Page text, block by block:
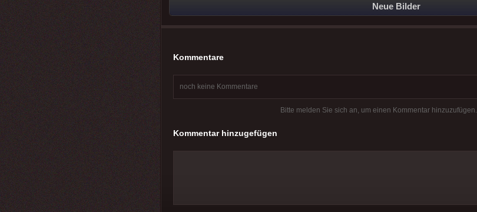
Neue Bilder
Kommentare
noch keine Kommentare
Bitte melden Sie sich an, um einen Kommentar hinzuzufügen.
Kommentar hinzugefügen